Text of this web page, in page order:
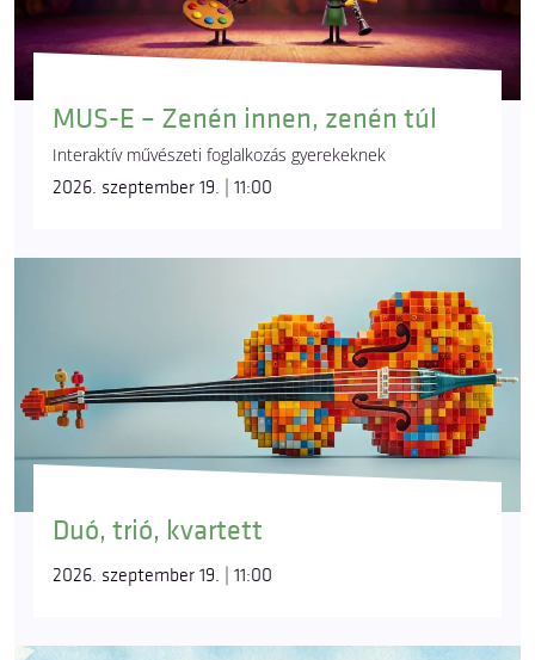
MUS-E – Zenén innen, zenén túl
Interaktív művészeti foglalkozás gyerekeknek
2026. szeptember 19. | 11:00
Duó, trió, kvartett
2026. szeptember 19. | 11:00